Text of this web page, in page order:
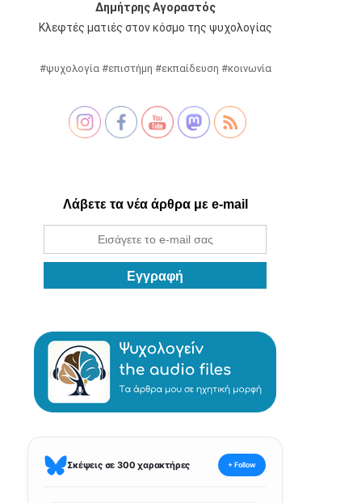
Δημήτρης Αγοραστός
Κλεφτές ματιές στον κόσμο της ψυχολογίας
#ψυχολογία #επιστήμη #εκπαίδευση #κοινωνία
Λάβετε τα νέα άρθρα με e-mail
Σκέψεις σε 300 χαρακτήρες + Follow